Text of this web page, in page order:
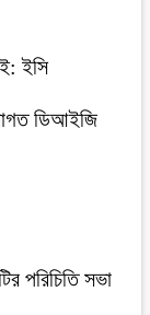
ইসি
ডিআইজি
পরিচিতি সভা